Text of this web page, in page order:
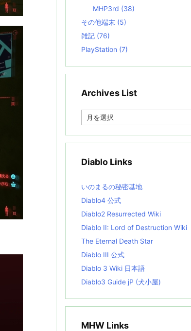
MHP3rd (38)
その他端末 (5)
雑記 (76)
PlayStation (7)
Archives List
e
i
s
t
Diablo Links
いのまるの秘密基地
Diablo4 公式
Diablo2 Resurrected Wiki
Diablo II: Lord of Destruction Wiki
The Eternal Death Star
Diablo III 公式
Diablo 3 Wiki 日本語
Diablo3 Guide jP (犬小屋)
MHW Links